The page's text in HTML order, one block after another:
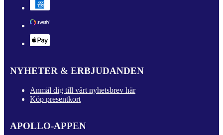
NYHETER & ERBJUDANDEN
Anmäl dig till vårt nyhetsbrev här
Köp presentkort
APOLLO-APPEN